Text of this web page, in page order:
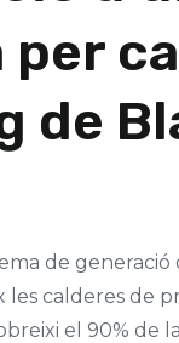
de
de
les calderes de
el 90% de